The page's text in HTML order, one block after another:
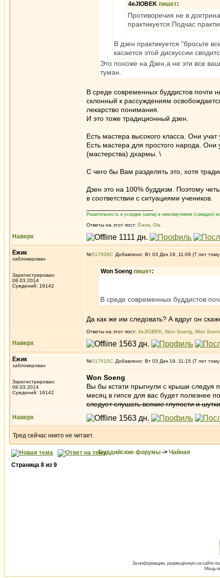
4eJIOBEK пишет:
Противоречия не в
практикуется.Подчас
В дзен практикуется "бросьте
касается этой дискуссии
Это похоже на Дзен,а не эти все
туман.
В среде современных буддистов почти
склонный к рассуждениям
лекарство понимания.
И это тоже традиционный дзен.
Есть мастера высокого класса. Они учат
Есть мастера для простого народа. Они
(мастерства) дхармы. \
С чего бы Вам разделять это, хотя
Дзен это на 100% буддизм. Поэтому
в соответствии с ситуациями учеников.
Решительность и усердие (шила) в невозмутимом (самадхи)
Ответы на этот пост: Ёжик Ola
Наверх
Ёжик
заблокирован
Зарегистрирован:
08.03.2014
Суждений: 16142
№517609 Добавлено: Вт 03 Дек 19, 11:09 (7 лет
Won Soeng пишет:
В среде современных буддистов
Да как же им следовать? А вдруг он
Ответы на этот пост: 4eJIOBEK Won Soeng Won
Наверх
Ёжик
заблокирован
Зарегистрирован:
08.03.2014
Суждений: 16142
№517610 Добавлено: Вт 03 Дек 19, 11:15 (7 лет
Won Soeng
Вы бы кстати прыгнули с крыши следуя
месяц в гипсе для вас будет полезнее
следует слушать всякие глупости и шутки
Наверх
Тред сейчас никто не читает.
Буддийские форумы -> Чайная
Страница 8 из 9
За информацию, размещённую на сайте
Мощь